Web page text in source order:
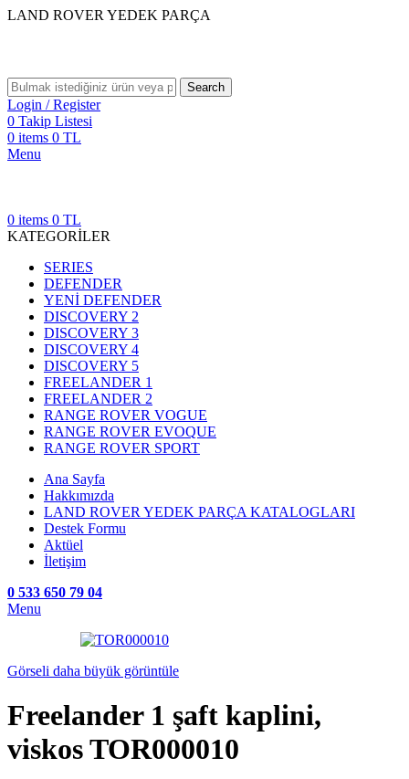
LAND ROVER YEDEK PARÇA
Search
Login / Register
0 Takip Listesi
0 items 0 TL
Menu
0 items 0 TL
KATEGORİLER
SERIES
DEFENDER
YENİ DEFENDER
DISCOVERY 2
DISCOVERY 3
DISCOVERY 4
DISCOVERY 5
FREELANDER 1
FREELANDER 2
RANGE ROVER VOGUE
RANGE ROVER EVOQUE
RANGE ROVER SPORT
Ana Sayfa
Hakkımızda
LAND ROVER YEDEK PARÇA KATALOGLARI
Destek Formu
Aktüel
İletişim
0 533 650 79 04
Menu
Görseli daha büyük görüntüle
Freelander 1 şaft kaplini,
viskos TOR000010